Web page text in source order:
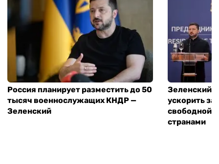
Россия планирует разместить до 50
тысяч военнослужащих КНДР —
Зеленский
Зеленский
ускорить
свободной
странами